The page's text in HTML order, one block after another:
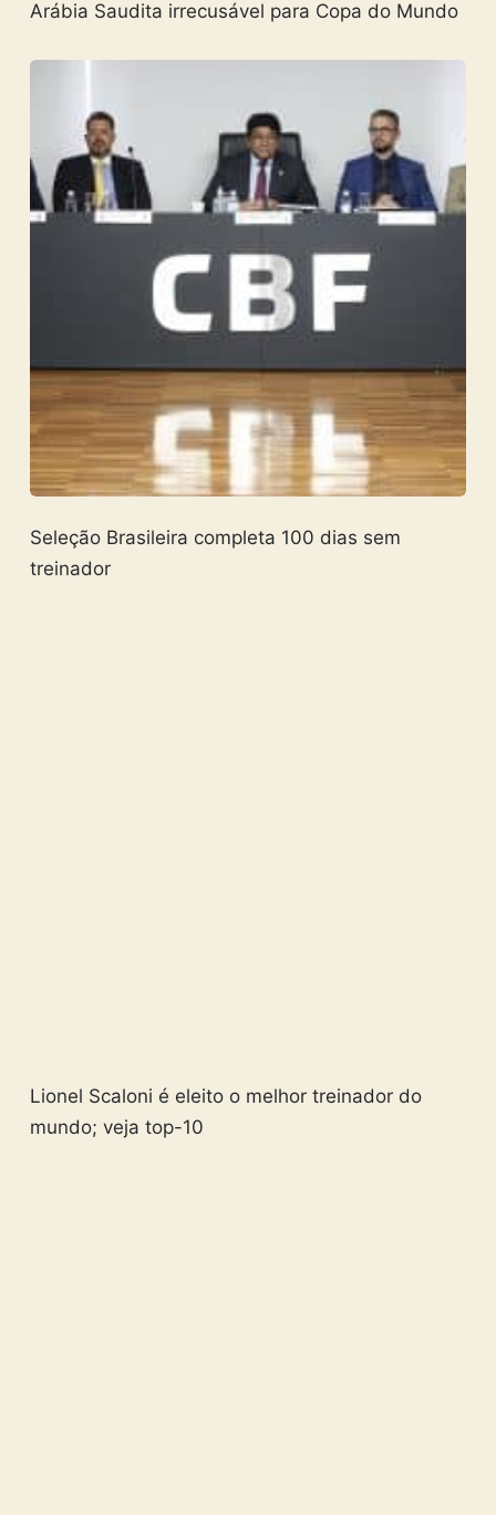
Arábia Saudita irrecusável para Copa do Mundo
Seleção Brasileira completa 100 dias sem
treinador
Lionel Scaloni é eleito o melhor treinador do
mundo; veja top-10